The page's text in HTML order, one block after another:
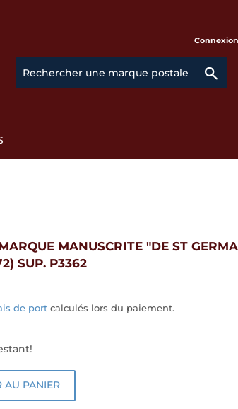
Connexion
MANUSCRITE "DE ST
SUP. P3362
de port calculés lors du paiement.
AU PANIER